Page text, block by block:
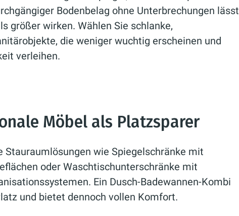
Bodenbelag ohne Unterbrechungen lässt
größer wirken. Wählen Sie schlanke,
die weniger wuchtig erscheinen und
verleihen.
Möbel als Platzsparer
Stauraumlösungen wie Spiegelschränke mit
oder Waschtischunterschränke mit
Ein Dusch-Badewannen-Kombi
und bietet dennoch vollen Komfort.